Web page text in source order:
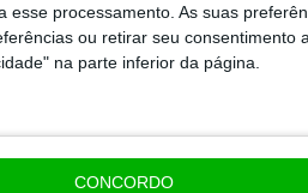
esse processamento. As suas
ou retirar seu consentimento a
na parte inferior da página.
CONCORDO